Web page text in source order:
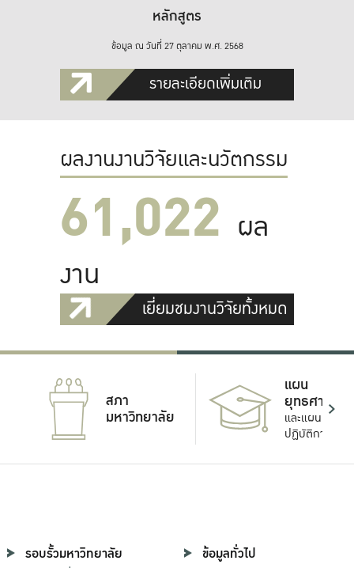
หลักสูตร
ข้อมูล ณ วันที่ 27 ตุลาคม พ.ศ. 2568
รายละเอียดเพิ่มเติม
ผลงานงานวิจัยและนวัตกรรม
61,022 ผล
งาน
เยี่ยมชมงานวิจัยทั้งหมด
สภา
มหาวิทยาลัย
แผน
ยุทธศาสตร์
และแผน
ปฏิบัติการ
รอบรั้วมหาวิทยาลัย ข้อมูลทั่วไป